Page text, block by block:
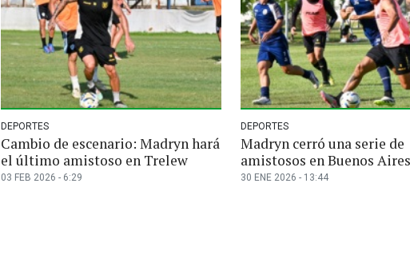
DEPORTES
Cambio de escenario: Madryn hará
el último amistoso en Trelew
03 FEB 2026 - 6:29
DEPORTES
Madryn cerró una serie de
amistosos en Buenos Aires
30 ENE 2026 - 13:44